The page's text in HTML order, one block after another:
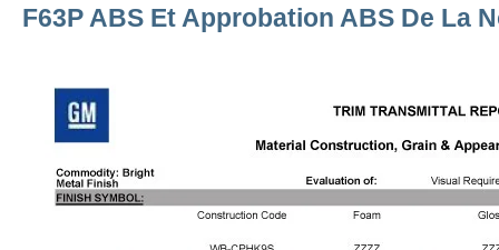
F63P ABS Et Approbation ABS De La